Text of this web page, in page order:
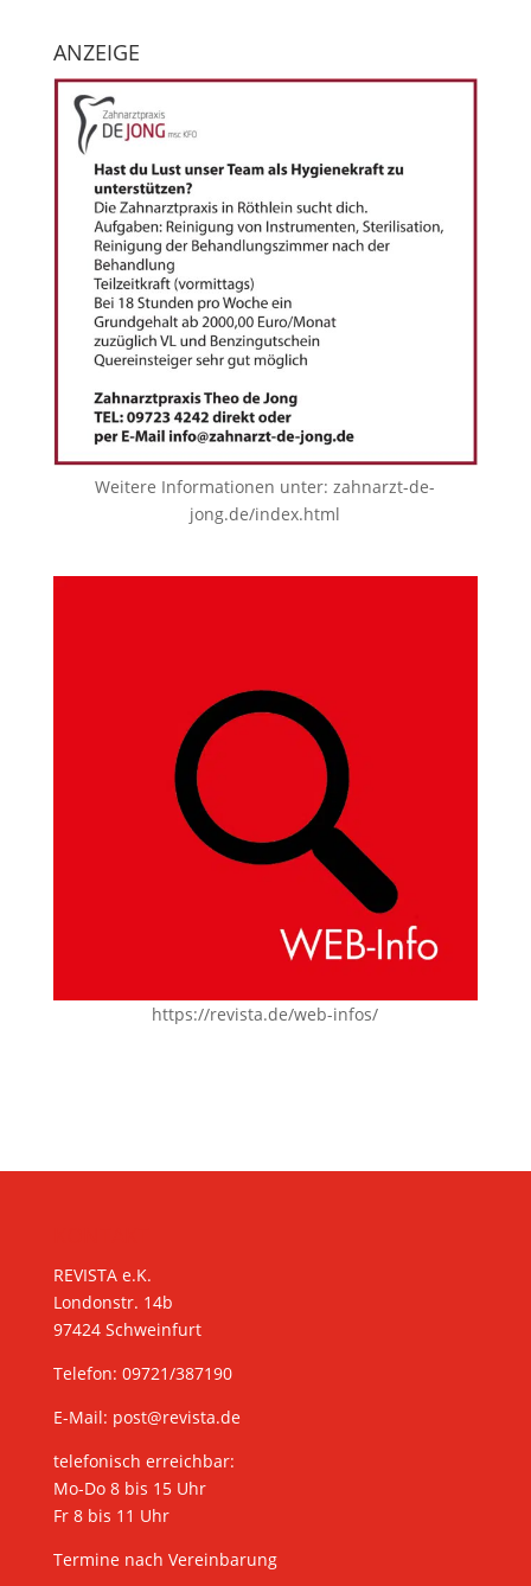
ANZEIGE
Weitere Informationen unter:zahnarzt-de-
jong.de/index.html
https://revista.de/web-infos/
REVISTA e.K.
Londonstr. 14b
97424 Schweinfurt
Telefon: 09721/387190
E-Mail: post@revista.de
telefonisch erreichbar:
Mo-Do 8 bis 15 Uhr
Fr 8 bis 11 Uhr
Termine nach Vereinbarung